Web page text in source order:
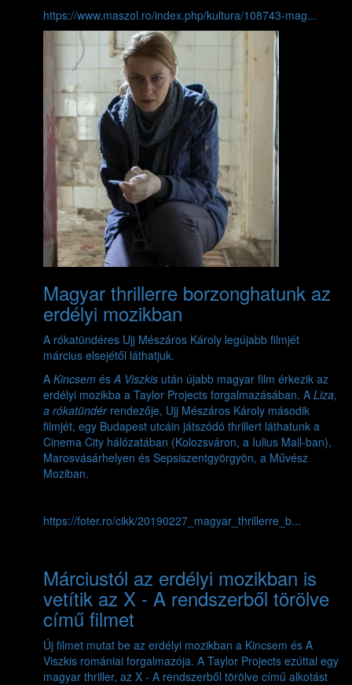
https://www.maszol.ro/index.php/kultura/108743-mag...
Magyar thrillerre borzonghatunk az
erdélyi mozikban
A rókatündéres Ujj Mészáros Károly legújabb filmjét
március elsejétől láthatjuk.
A Kincsem ésA Viszkis után újabb magyar film érkezik az
erdélyi mozikba a Taylor Projects forgalmazásában. A Liza,
a rókatündérrendezője, Ujj Mészáros Károly második
filmjét, egy Budapest utcáin játszódó thrillert láthatunk a
Cinema City hálózatában (Kolozsváron, a Iulius Mall-ban),
Marosvásárhelyen és Sepsiszentgyörgyön, a Művész
Moziban.
https://foter.ro/cikk/20190227_magyar_thrillerre_b...
Márciustól az erdélyi mozikban is
vetítik az X - A rendszerből törölve
című filmet
Új filmet mutat be az erdélyi mozikban a Kincsem és A
Viszkis romániai forgalmazója. A Taylor Projects ezúttal egy
magyar thriller, az X - A rendszerből törölve című alkotást